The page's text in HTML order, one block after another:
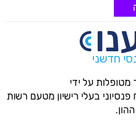
חדשני
על ידי
בעלי רישיון מטעם רשות